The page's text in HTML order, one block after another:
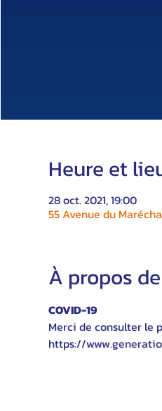
Heure et
28 oct. 2021, 19:00
55 Avenue du
À propos
COVID-19
Merci de consulter le
https://